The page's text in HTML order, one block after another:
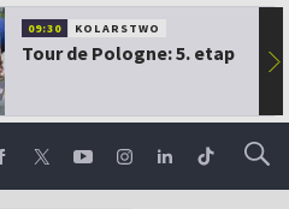
09:30 KOLARSTWO
Tour de Pologne: 5. etap ▶